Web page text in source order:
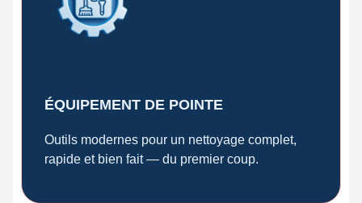
ÉQUIPEMENT DE POINTE
Outils modernes pour un nettoyage complet,
rapide et bien fait — du premier coup.